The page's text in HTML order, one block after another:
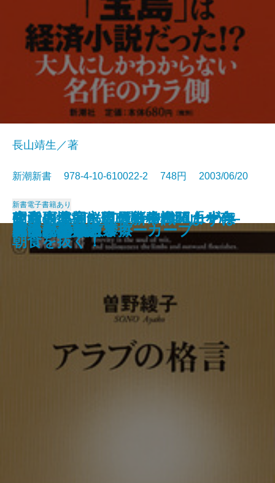
政党崩壊―永田町の失われた十年
―
知らざあ言って聞かせやしょう―
心に響く歌舞伎の名せりふ―
安楽死のできる国
昭和史発掘 幻の特務機関「ヤ
マ」
元気が出る患者学
天皇家の財布
空白の北朝鮮現代史―白頭山を売
った金日成―
山本周五郎のことば
死亡記事を読む
謎解き 少年少女世界の名作
長山靖生／著
新潮新書 978-4-10-610022-2 748円 2003/06/20
新書電子書籍あり
アラブの格言
アメリカ病
時価会計不況
日中ビジネス摩擦
生活習慣病に克つ新常識 まずは
朝食を抜く！
真っ向勝負のスローカーブ
明治天皇を語る
漂流記の魅力
バカの壁
死ぬための教養